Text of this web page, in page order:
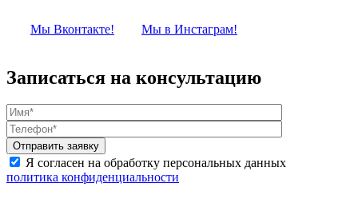
Мы Вконтакте! Мы в Инстаграм!
Записаться на консультацию
Я согласен на обработку персональных данных
политика конфиденциальности